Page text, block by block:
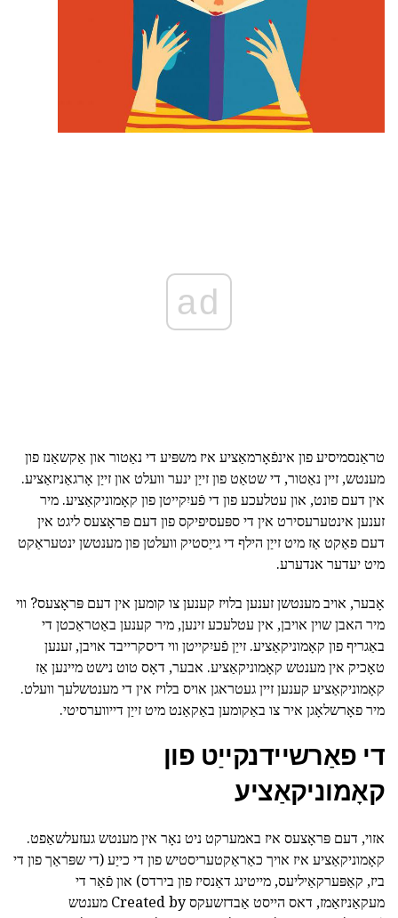
ad
טראַנסמיסיע פון אינפֿאָרמאַציע איז משפּיע די נאַטור און אַקשאַנז פון
מענטש, זיין נאַטור, די שטאַט פון זייַן ינער וועלט און זייַן אָרגאַניזאַציע.
אין דעם פונט, און עטלעכע פון די פֿעיִקייטן פון קאָמוניקאַציע. מיר
זענען אינטערעסירט אין די ספּעסיפיקס פון דעם פּראָצעס ליגט אין
דעם פאַקט אַז מיט זייַן הילף די גייַסטיק וועלטן פון מענטשן ינטעראַקט
מיט יעדער אנדערע.
אָבער, אויב מענטשן זענען בלויז קענען צו קומען אין דעם פּראָצעס? ווי
מיר האבן שוין אויבן, אין עטלעכע זינען, מיר קענען באַטראַכטן די
באַגריף פון קאָמוניקאַציע. זייַן פֿעיִקייטן ווי דיסקרייבד אויבן, זענען
טאָכיק אין מענטש קאָמוניקאַציע. אבער, דאָס טוט נישט מיינען אַז
קאָמוניקאַציע קענען זיין געטראגן אויס בלויז אין די מענטשלעך וועלט.
מיר פאָרשלאָגן איר צו באַקומען באַקאַנט מיט זייַן דייווערסיטי.
די פאַרשיידנקייַט פון
קאָמוניקאַציע
אזוי, דעם פּראָצעס איז באמערקט ניט נאָר אין מענטש געזעלשאַפט.
קאָמוניקאַציע איז אויך כאַראַקטעריסטיש פון די כייַע (די שפּראַך פון די
ביז, קאַפּערקאַיליעס, מייטינג דאַנסיז פון בירדס) און פֿאַר די
מעקאַניזאַמז, דאס הייסט אַבדזשעקס Created by מענטש